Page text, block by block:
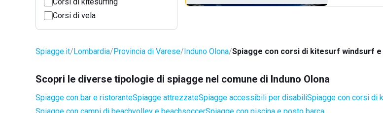
Corsi di vela
Spiagge.it Lombardia Provincia di Varese Induno Olona Spiagge con corsi di kitesurf windsurf e
Scopri le diverse tipologie di spiagge nel comune di Induno Olona
Spiagge con bar e ristoranteSpiagge attrezzateSpiagge accessibili per disabiliSpiagge con corsi di